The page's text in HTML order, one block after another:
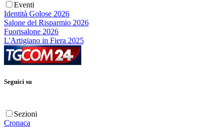
Eventi
Identità Golose 2026
Salone del Risparmio 2026
Fuorisalone 2026
L'Artigiano in Fiera 2025
Seguici su
Sezioni
Cronaca